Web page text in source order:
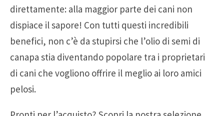
direttamente: alla maggior parte dei cani non
dispiace il sapore! Con tutti questi incredibili
benefici, non c’è da stupirsi che l’olio di semi di
canapa stia diventando popolare tra i proprietari
di cani che vogliono offrire il meglio ai loro amici
pelosi.